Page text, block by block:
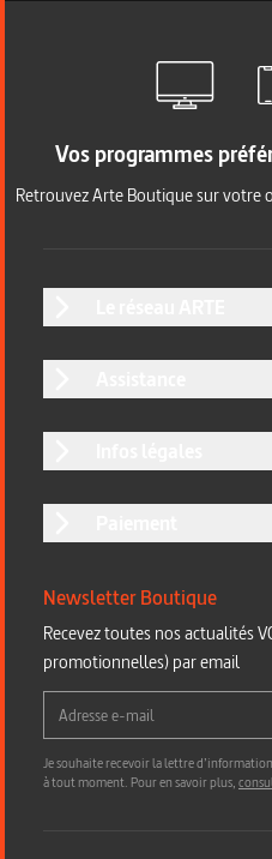
Vos programmes
Retrouvez Arte Boutique sur
Newsletter Boutique
Recevez toutes nos actualités
promotionnelles) par email
Je souhaite recevoir la lettre
à tout moment. Pour en savoir plus,